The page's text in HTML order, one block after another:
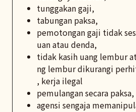
tunggakan gaji,
tabungan paksa,
pemotongan gaji tidak
uan atau denda,
tidak kasih uang lembur
ng lembur dikurangi
, kerja ilegal
pemulangan secara paksa,
agensi sengaja